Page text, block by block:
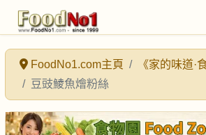
FoodNo1.com主頁 《家的味道·
豆豉鯪魚燴粉絲